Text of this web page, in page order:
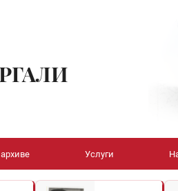
РГАЛИ
Услуги